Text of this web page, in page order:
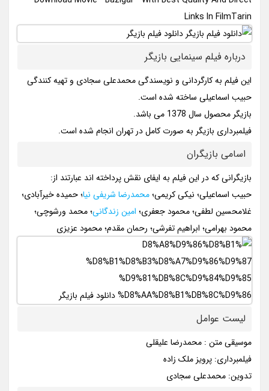
Links In FilmTarin
درباره فیلم سینمایی بازیگر
این فیلم به کارگردانی و نویسندگی محمدعلی سجادی و تهیه کنندگی
حبیب اسماعیلی ساخته شده است.
بازیگر محصول سال 1378 می باشد.
فیلمبرداری بازیگر به صورت کامل در تهران انجام شده است.
اسامی بازیگران
بازیگرانی که در این فیلم به ایفای نقش پرداخته اند عبارتند از:
حبیب اسماعیلی؛ نیکی کریمی؛محمدرضا شریفی نیا؛ حمیده خیرآبادی؛
غلامحسین لطفی؛ محمود جعفری؛ امین زندگانی؛ محمد ورشوچی؛
محمود بهرامی؛ ابراهیم تفرشی؛ رحمان مقدم؛ محمود عزیزی
لیست عوامل
موسیقی متن : محمدرضا علیقلی
فیلمبرداری: پرویز ملک زاده
تدوین: محمدعلی سجادی